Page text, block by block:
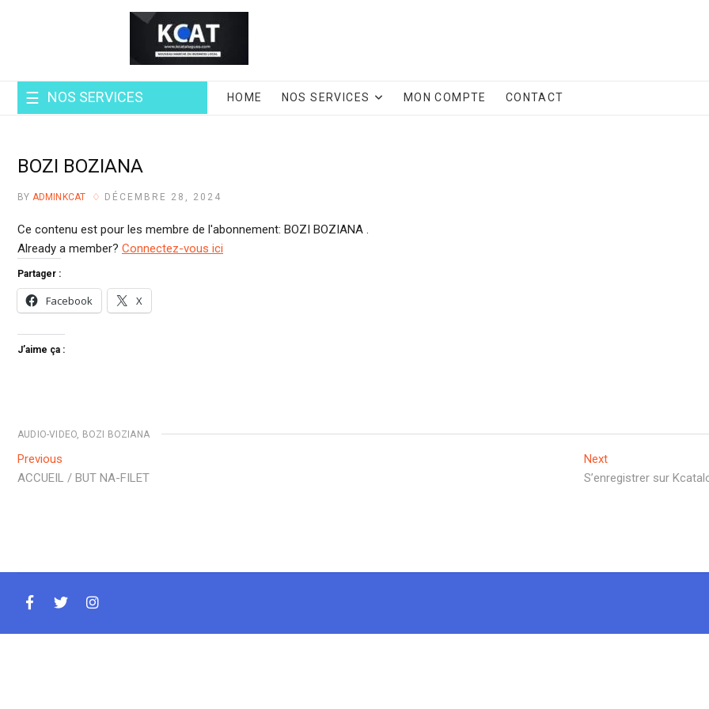
NOS SERVICES HOME NOS SERVICES MON COMPTE CONTACT
BOZI BOZIANA
BY ADMINKCAT DÉCEMBRE 28, 2024
Ce contenu est pour les membre de l'abonnement: BOZI BOZIANA .
Already a member? Connectez-vous ici
Partager :
Facebook X
J’aime ça :
AUDIO-VIDEO BOZI BOZIANA
Previous
ACCUEIL / BUT NA-FILET
Next
S’enregistrer sur